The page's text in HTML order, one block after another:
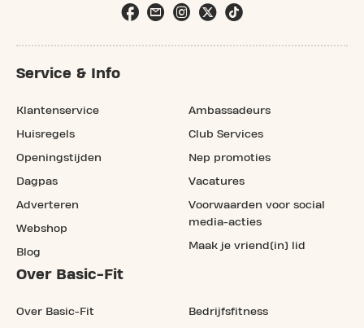
Service & Info
Klantenservice
Huisregels
Openingstijden
Dagpas
Adverteren
Webshop
Blog
Ambassadeurs
Club Services
Nep promoties
Vacatures
Voorwaarden voor social
media-acties
Maak je vriend(in) lid
Over Basic-Fit
Over Basic-Fit Bedrijfsfitness